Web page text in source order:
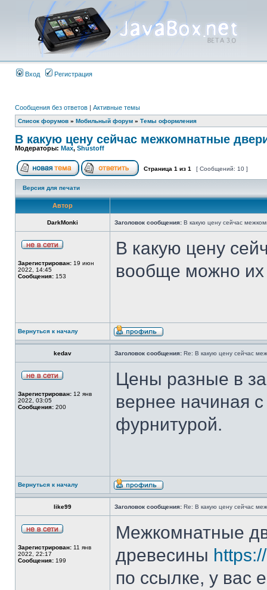
Вход Регистрация
Сообщения без ответов | Активные темы
Список форумов » Мобильный форум » Темы оформления
В какую цену сейчас межкомнатные
Модераторы: Max, Shustoff
Страница 1 из 1 [ Сообщений: 10 ]
Версия для печати
Автор
DarkMonki Заголовок сообщения: В какую цену сейчас
Зарегистрирован: 19 июн
2022, 14:45
Сообщения: 153
В какую цену
вообще можно их
Вернуться к началу
kedav Заголовок сообщения: Re: В какую цену сейчас
Зарегистрирован: 12 янв
2022, 03:05
Сообщения: 200
Цены разные в
вернее начиная
фурнитурой.
Вернуться к началу
like99 Заголовок сообщения: Re: В какую цену сейчас
Зарегистрирован: 11 янв
2022, 22:17
Сообщения: 199
Межкомнатные
древесины
по ссылке, у вас